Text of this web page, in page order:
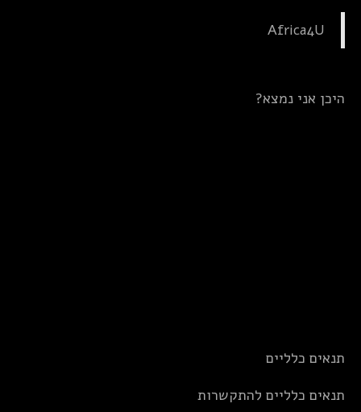
Africa4U
היכן אני נמצא?
תנאים כלליים
תנאים כלליים להתקשרות